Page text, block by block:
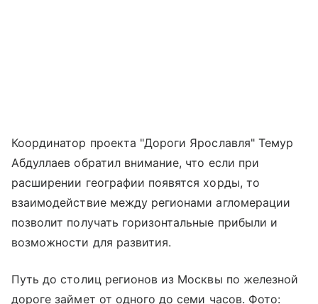
Координатор проекта "Дороги Ярославля" Темур
Абдуллаев обратил внимание, что если при
расширении географии появятся хорды, то
взаимодействие между регионами агломерации
позволит получать горизонтальные прибыли и
возможности для развития.
Путь до столиц регионов из Москвы по железной
дороге займет от одного до семи часов. Фото: